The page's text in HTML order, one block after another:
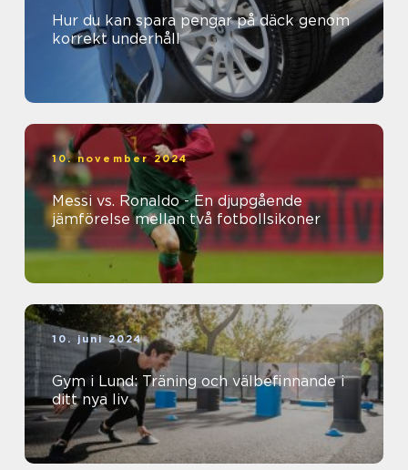
Hur du kan spara pengar på däck genom
korrekt underhåll
10. november 2024
Messi vs. Ronaldo - En djupgående
jämförelse mellan två fotbollsikoner
10. juni 2024
Gym i Lund: Träning och välbefinnande i
ditt nya liv